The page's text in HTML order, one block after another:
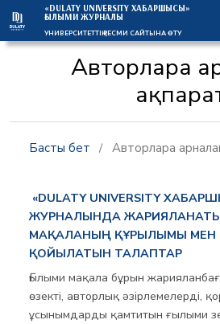
«DULATY UNIVERSITY ХАБАРШЫСЫ»
ҒЫЛЫМИ ЖУРНАЛЫ
УНИВЕРСИТЕТТІҢ РЕСМИ САЙТЫНА ӨТУ
Авторларға
Басты бет / Авторларға
«DULATY UNIVERSITY
ЖУРНАЛЫНДА
МАҚАЛАНЫҢ ҚҰРЫЛЫМЫ МЕН
ҚОЙЫЛАТЫН ТАЛАПТАР
Ғылыми мақала бұрын
өзекті, авторлық әзірлемелерді,
ұсынымдарды қамтитын ғылыми